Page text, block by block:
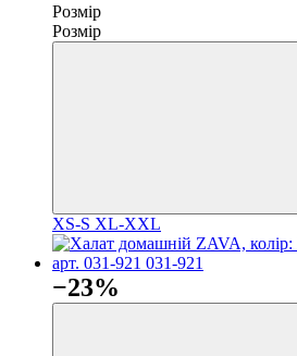
Розмір
Розмір
XS-S XL-XXL
−23%